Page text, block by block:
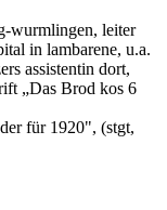
wurmlingen, leiter
in lambarene, u.a.
assistentin dort,
„Das Brod kos 6
für 1920", (stgt,